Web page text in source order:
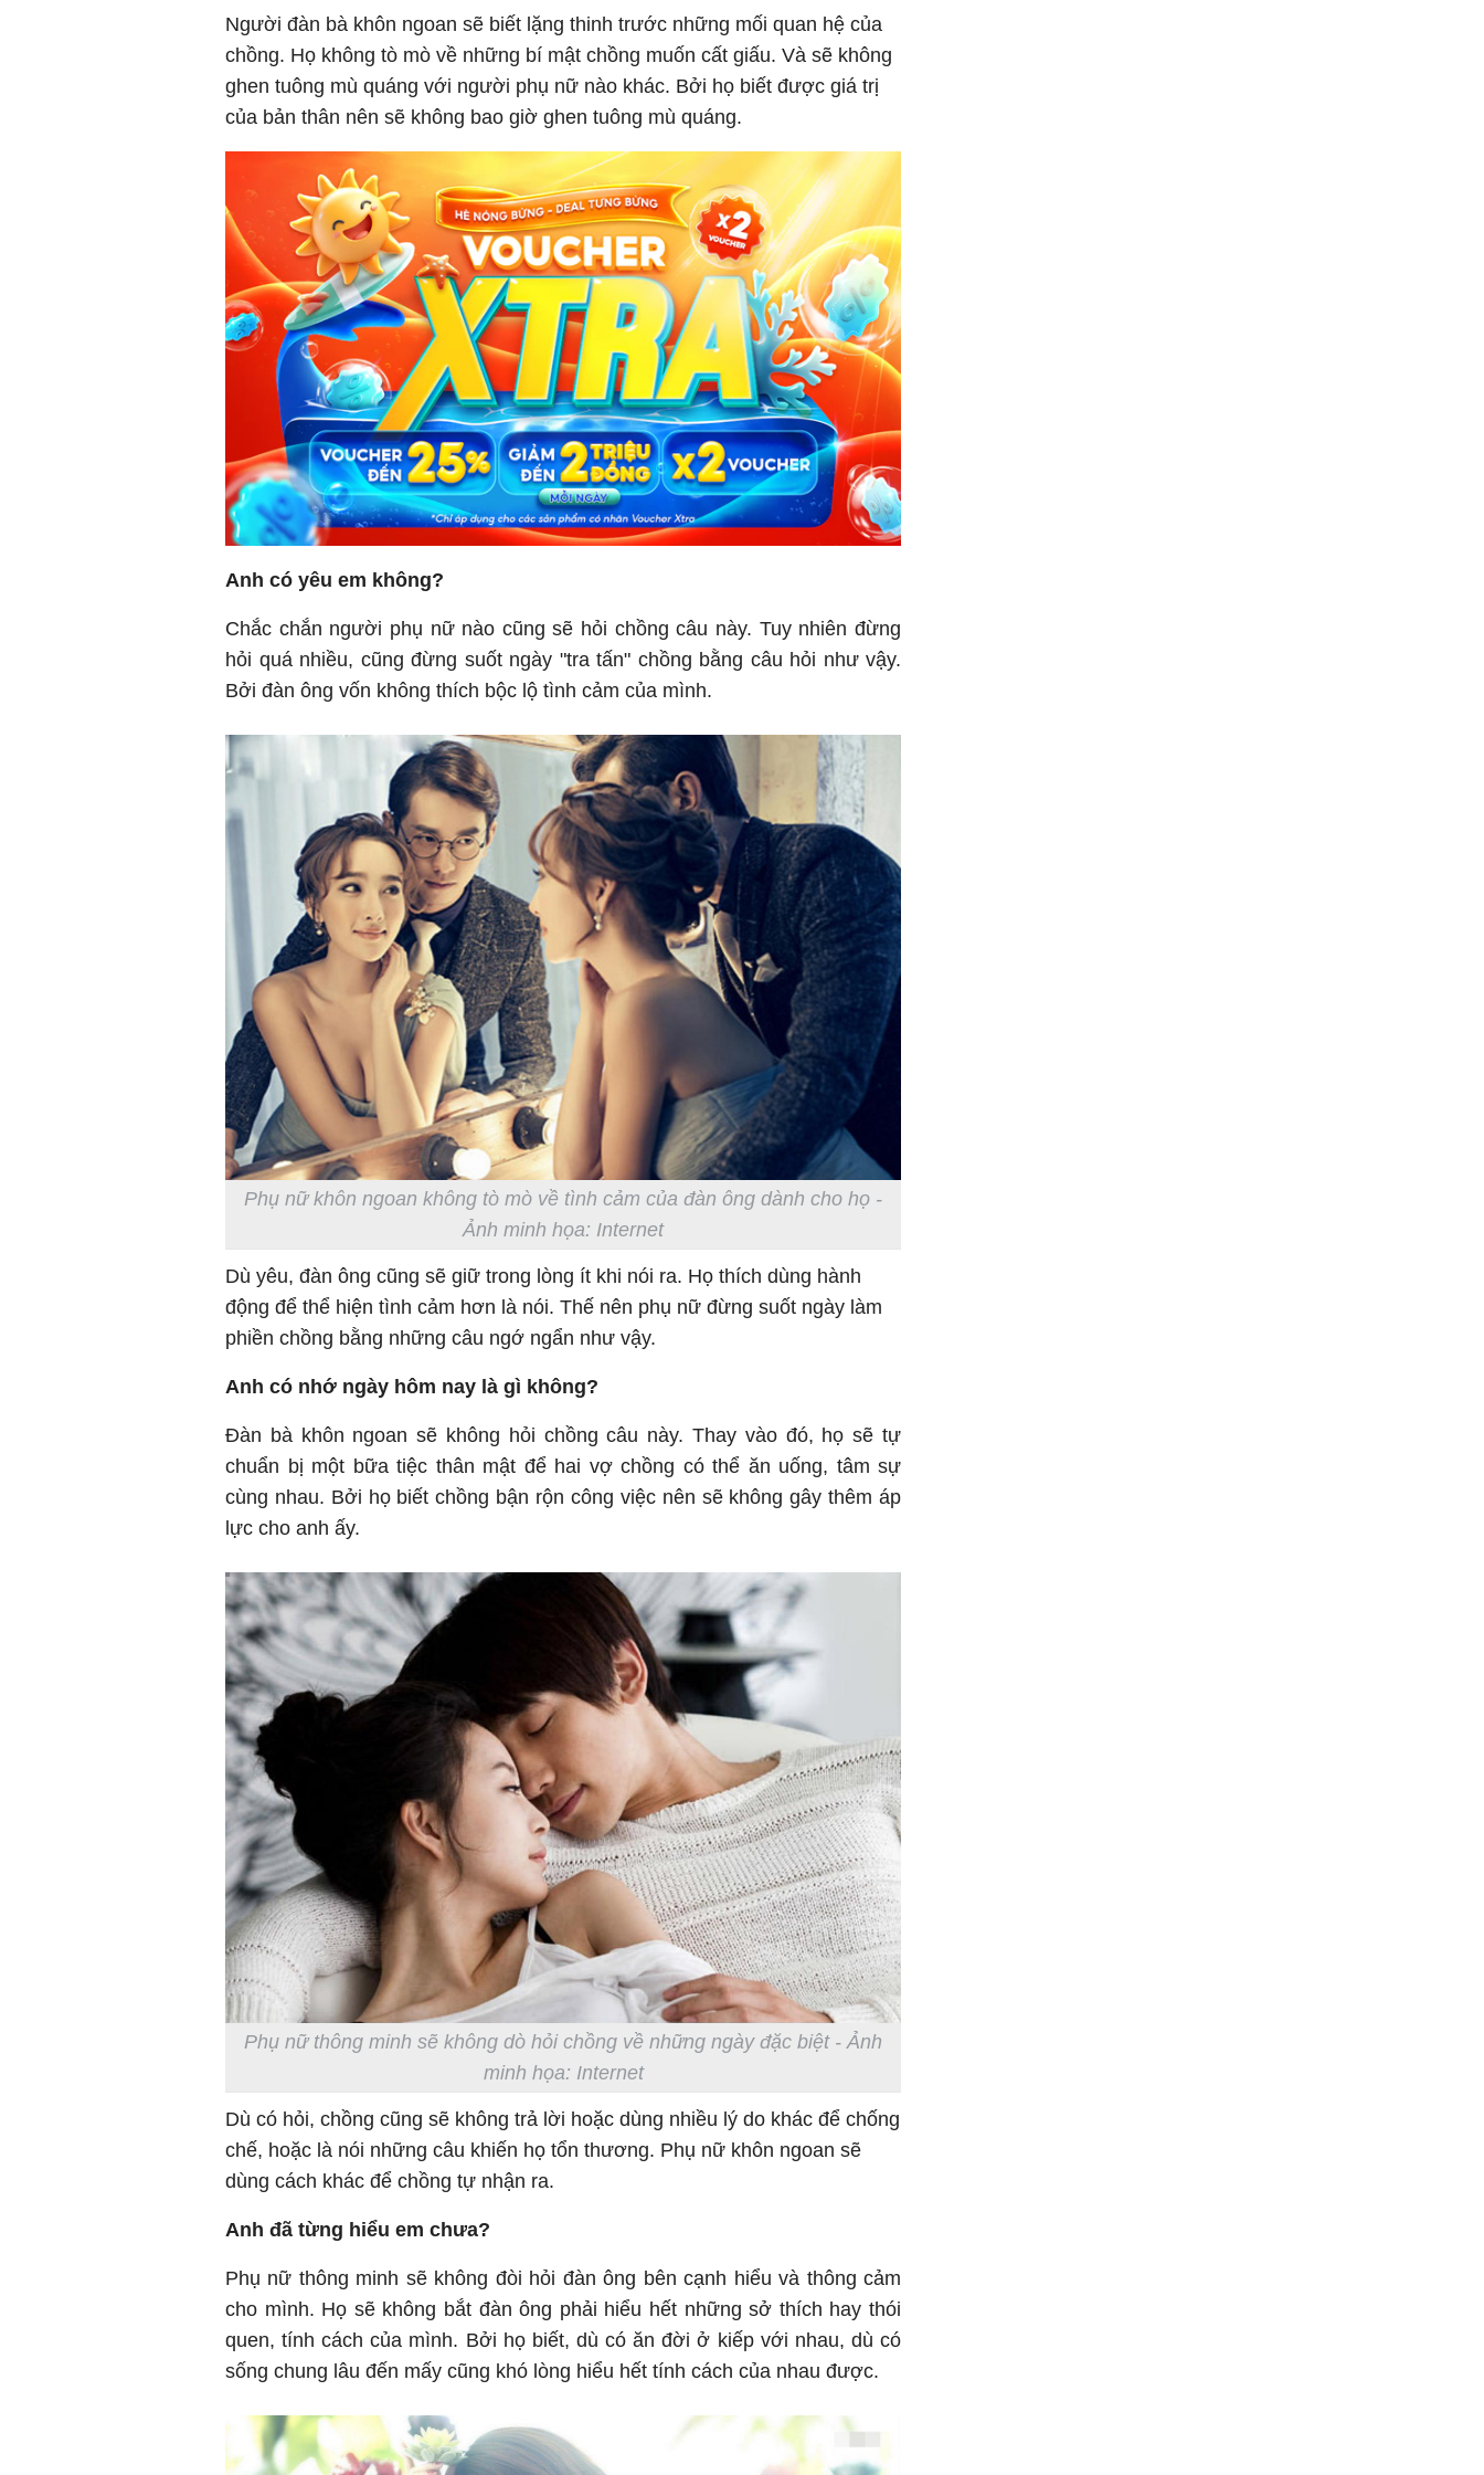
Người đàn bà khôn ngoan sẽ biết lặng thinh trước những mối quan hệ của
chồng. Họ không tò mò về những bí mật chồng muốn cất giấu. Và sẽ không
ghen tuông mù quáng với người phụ nữ nào khác. Bởi họ biết được giá trị
của bản thân nên sẽ không bao giờ ghen tuông mù quáng.
Anh có yêu em không?
Chắc chắn người phụ nữ nào cũng sẽ hỏi chồng câu này. Tuy nhiên đừng
hỏi quá nhiều, cũng đừng suốt ngày "tra tấn" chồng bằng câu hỏi như vậy.
Bởi đàn ông vốn không thích bộc lộ tình cảm của mình.
Phụ nữ khôn ngoan không tò mò về tình cảm của đàn ông dành cho họ -
Ảnh minh họa: Internet
Dù yêu, đàn ông cũng sẽ giữ trong lòng ít khi nói ra. Họ thích dùng hành
động để thể hiện tình cảm hơn là nói. Thế nên phụ nữ đừng suốt ngày làm
phiền chồng bằng những câu ngớ ngẩn như vậy.
Anh có nhớ ngày hôm nay là gì không?
Đàn bà khôn ngoan sẽ không hỏi chồng câu này. Thay vào đó, họ sẽ tự
chuẩn bị một bữa tiệc thân mật để hai vợ chồng có thể ăn uống, tâm sự
cùng nhau. Bởi họ biết chồng bận rộn công việc nên sẽ không gây thêm áp
lực cho anh ấy.
Phụ nữ thông minh sẽ không dò hỏi chồng về những ngày đặc biệt - Ảnh
minh họa: Internet
Dù có hỏi, chồng cũng sẽ không trả lời hoặc dùng nhiều lý do khác để chống
chế, hoặc là nói những câu khiến họ tổn thương. Phụ nữ khôn ngoan sẽ
dùng cách khác để chồng tự nhận ra.
Anh đã từng hiểu em chưa?
Phụ nữ thông minh sẽ không đòi hỏi đàn ông bên cạnh hiểu và thông cảm
cho mình. Họ sẽ không bắt đàn ông phải hiểu hết những sở thích hay thói
quen, tính cách của mình. Bởi họ biết, dù có ăn đời ở kiếp với nhau, dù có
sống chung lâu đến mấy cũng khó lòng hiểu hết tính cách của nhau được.